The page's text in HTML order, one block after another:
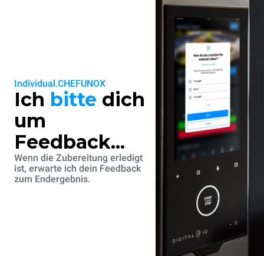
Individual.CHEFUNOX
Ich bitte dich
um
Feedback...
Wenn die Zubereitung erledigt
ist, erwarte ich dein Feedback
zum Endergebnis.